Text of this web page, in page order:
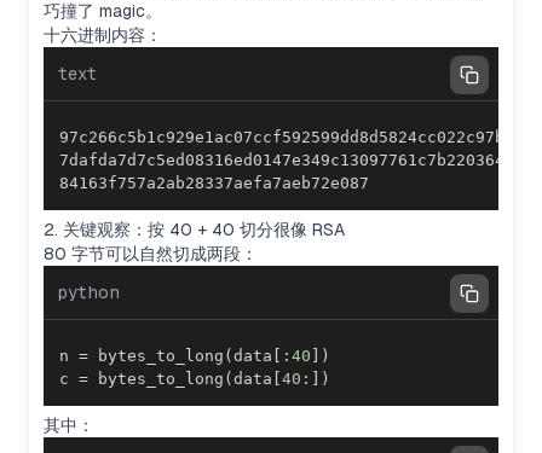
巧撞了 magic。
十六进制内容：
text
84163f757a2ab28337aefa7aeb72e087
2. 关键观察：按 40 + 40 切分很像 RSA
80 字节可以自然切成两段：
python
n = bytes_to_long (data [ : 40 ] )
c = bytes_to_long (data [40 : ] )
其中：